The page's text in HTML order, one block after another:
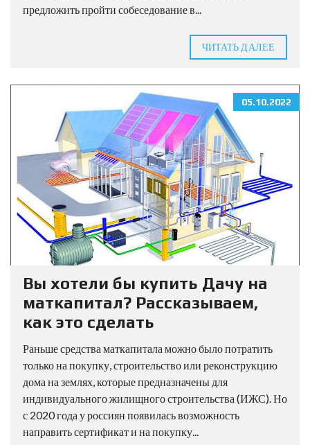
предложить пройти собеседование в...
ЧИТАТЬ ДАЛЕЕ
05.10.2022
Вы хотели бы купить Дачу на
маткапитал? Рассказываем,
как это сделать
Раньше средства маткапитала можно было потратить
только на покупку, строительство или реконструкцию
дома на землях, которые предназначены для
индивидуального жилищного строительства (ИЖС). Но
с 2020 года у россиян появилась возможность
направить сертификат и на покупку...